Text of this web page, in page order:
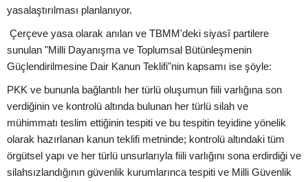
yasalaştırılması planlanıyor.
Çerçeve yasa olarak anılan ve TBMM'deki siyasî partilere
sunulan "Milli Dayanışma ve Toplumsal Bütünleşmenin
Güçlendirilmesine Dair Kanun Teklifi"nin kapsamı ise şöyle:
PKK ve bununla bağlantılı her türlü oluşumun fiili varlığına son
verdiğinin ve kontrolü altında bulunan her türlü silah ve
mühimmatı teslim ettiğinin tespiti ve bu tespitin teyidine yönelik
olarak hazırlanan kanun teklifi metninde; kontrolü altındaki tüm
örgütsel yapı ve her türlü unsurlarıyla fiili varlığını sona erdirdiği ve
silahsızlandığının güvenlik kurumlarınca tespiti ve Milli Güvenlik